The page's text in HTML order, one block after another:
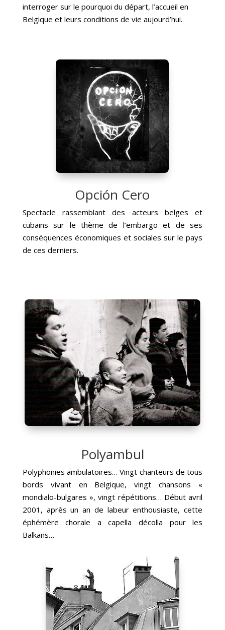
interroger sur le pourquoi du départ, l’accueil en
Belgique et leurs conditions de vie aujourd’hui.
Opción Cero
Spectacle rassemblant des acteurs belges et
cubains sur le thème de l’embargo et de ses
conséquences économiques et sociales sur le pays
de ces derniers.
Polyambul
Polyphonies ambulatoires… Vingt chanteurs de tous
bords vivant en Belgique, vingt chansons «
mondialo-bulgares », vingt répétitions… Début avril
2001, après un an de labeur enthousiaste, cette
éphémère chorale a capella décolla pour les
Balkans…